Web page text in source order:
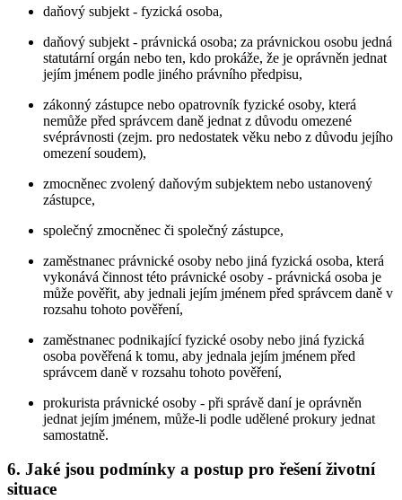
daňový subjekt - fyzická osoba,
daňový subjekt - právnická osoba; za právnickou osobu jedná
statutární orgán nebo ten, kdo prokáže, že je oprávněn jednat
jejím jménem podle jiného právního předpisu,
zákonný zástupce nebo opatrovník fyzické osoby, která
nemůže před správcem daně jednat z důvodu omezené
svéprávnosti (zejm. pro nedostatek věku nebo z důvodu jejího
omezení soudem),
zmocněnec zvolený daňovým subjektem nebo ustanovený
zástupce,
společný zmocněnec či společný zástupce,
zaměstnanec právnické osoby nebo jiná fyzická osoba, která
vykonává činnost této právnické osoby - právnická osoba je
může pověřit, aby jednali jejím jménem před správcem daně v
rozsahu tohoto pověření,
zaměstnanec podnikající fyzické osoby nebo jiná fyzická
osoba pověřená k tomu, aby jednala jejím jménem před
správcem daně v rozsahu tohoto pověření,
prokurista právnické osoby - při správě daní je oprávněn
jednat jejím jménem, může-li podle udělené prokury jednat
samostatně.
6. Jaké jsou podmínky a postup pro řešení životní
situace